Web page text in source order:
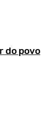
do povo